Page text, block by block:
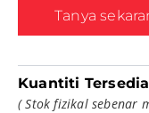
Tanya
Kuantiti
( Stok fizikal sebenar